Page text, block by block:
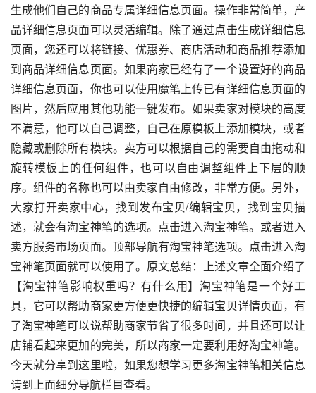
生成他们自己的商品专属详细信息页面。操作非常简单，产
品详细信息页面可以灵活编辑。除了通过点击生成详细信息
页面，您还可以将链接、优惠券、商店活动和商品推荐添加
到商品详细信息页面。如果商家已经有了一个设置好的商品
详细信息页面，你也可以使用魔笔上传已有详细信息页面的
图片，然后应用其他功能一键发布。如果卖家对模块的高度
不满意，他可以自己调整，自己在原模板上添加模块，或者
隐藏或删除所有模块。卖方可以根据自己的需要自由拖动和
旋转模板上的任何组件，也可以自由调整组件上下层的顺
序。组件的名称也可以由卖家自由修改，非常方便。另外，
大家打开卖家中心，找到发布宝贝/编辑宝贝，找到宝贝描
述，就会有淘宝神笔的选项。点击进入淘宝神笔。或者进入
卖方服务市场页面。顶部导航有淘宝神笔选项。点击进入淘
宝神笔页面就可以使用了。原文总结：上述文章全面介绍了
【淘宝神笔影响权重吗？有什么用】淘宝神笔是一个好工
具，它可以帮助商家更方便更快捷的编辑宝贝详情页面，有
了淘宝神笔可以说帮助商家节省了很多时间，并且还可以让
店铺看起来更加的完美，所以商家一定要利用好淘宝神笔。
今天就分享到这里啦，如果您想学习更多淘宝神笔相关信息
请到上面细分导航栏目查看。